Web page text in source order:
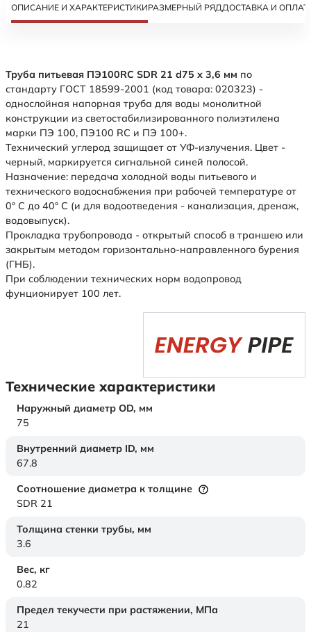
ОПИСАНИЕ И ХАРАКТЕРИСТИКИРАЗМЕРНЫЙ РЯДДОСТАВКА И
Труба питьевая ПЭ100RC SDR 21 d75 х 3,6 мм по
стандарту ГОСТ 18599-2001 (код товара: 020323) -
однослойная напорная труба для воды монолитной
конструкции из светостабилизированного полиэтилена
марки ПЭ 100, ПЭ100 RC и ПЭ 100+.
Технический углерод защищает от УФ-излучения. Цвет -
черный, маркируется сигнальной синей полосой.
Назначение: передача холодной воды питьевого и
технического водоснабжения при рабочей температуре от
0° С до 40° С (и для водоотведения - канализация, дренаж,
водовыпуск).
Прокладка трубопровода - открытый способ в траншею или
закрытым методом горизонтально-направленного бурения
(ГНБ).
При соблюдении технических норм водопровод
фунционирует 100 лет.
Технические характеристики
Наружный диаметр OD, мм
75
Внутренний диаметр ID, мм
67.8
Соотношение диаметра к толщине
SDR 21
Толщина стенки трубы, мм
3.6
Вес, кг
0.82
Предел текучести при растяжении, МПа
21